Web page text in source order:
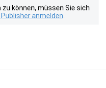
können, müssen Sie sich
anmelden